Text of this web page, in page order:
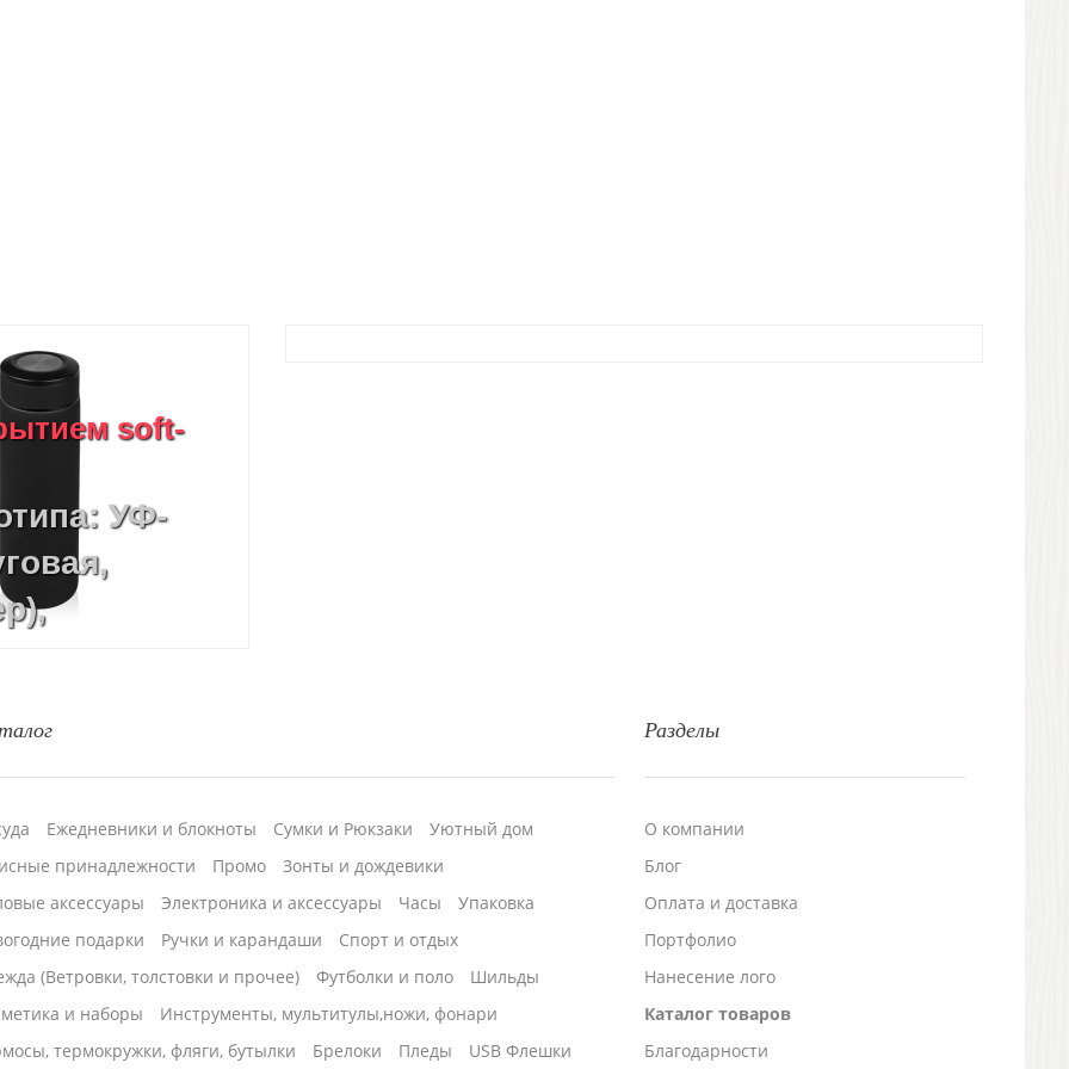
soft-
УФ-
Разделы
О компании
Блог
Оплата и доставка
Портфолио
Нанесение лого
Каталог товаров
Благодарности
Ежедневники и блокноты Сумки и Рюкзаки
Уютный дом
принадлежности
Промо
Зонты и дождевики
аксессуары
Электроника и аксессуары Часы
Упаковка
подарки
Ручки и карандаши
Спорт и отдых
(Ветровки, толстовки и прочее)
Футболки и поло
Шильды
и наборы
Инструменты, мультитулы,ножи, фонари
термокружки, фляги, бутылки
Брелоки Пледы USB Флешки